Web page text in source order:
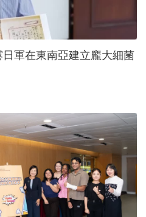
日軍在東南亞建立龐大細菌